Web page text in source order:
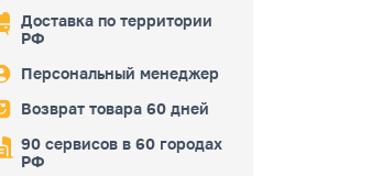
Доставка по территории
РФ
Персональный менеджер
Возврат товара 60 дней
90 сервисов в 60 городах
РФ